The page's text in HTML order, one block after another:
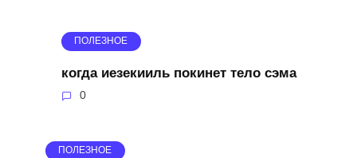
ПОЛЕЗНОЕ
когда иезекииль покинет тело сэма
0
ПОЛЕЗНОЕ